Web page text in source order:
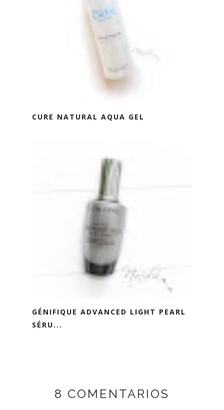
CURE NATURAL AQUA GEL
GÉNIFIQUE ADVANCED LIGHT PEARL
SÉRU...
8 COMENTARIOS